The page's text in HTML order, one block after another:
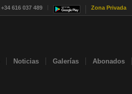
+34 616 037 489 Zona Privada
Noticias Galerías Abonados